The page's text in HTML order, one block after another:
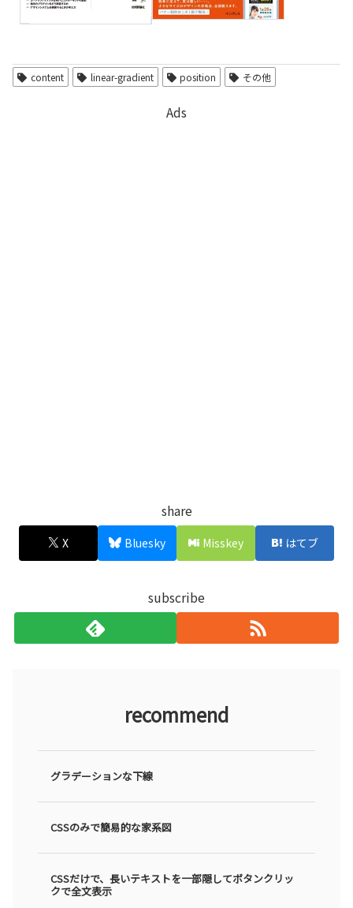
content linear-gradient position その他
Ads
share
X Bluesky Misskey はてブ
subscribe
recommend
グラデーションな下線
CSSのみで簡易的な家系図
CSSだけで、長いテキストを一部隠してボタンクリッ
クで全文表示